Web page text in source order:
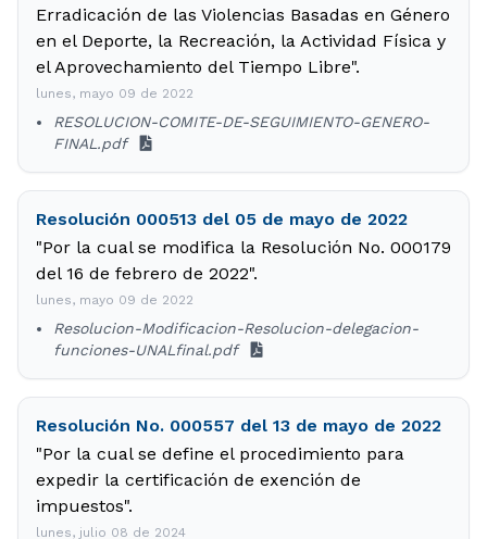
Erradicación de las Violencias Basadas en Género
en el Deporte, la Recreación, la Actividad Física y
el Aprovechamiento del Tiempo Libre".
lunes, mayo 09 de 2022
RESOLUCION-COMITE-DE-SEGUIMIENTO-GENERO-
FINAL.pdf
Resolución 000513 del 05 de mayo de 2022
"Por la cual se modifica la Resolución No. 000179
del 16 de febrero de 2022".
lunes, mayo 09 de 2022
Resolucion-Modificacion-Resolucion-delegacion-
funciones-UNALfinal.pdf
Resolución No. 000557 del 13 de mayo de 2022
"Por la cual se define el procedimiento para
expedir la certificación de exención de
impuestos".
lunes, julio 08 de 2024